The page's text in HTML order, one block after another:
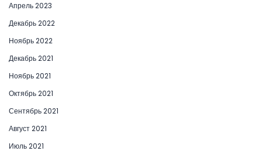
Апрель 2023
Декабрь 2022
Ноябрь 2022
Декабрь 2021
Ноябрь 2021
Октябрь 2021
Сентябрь 2021
Август 2021
Июль 2021